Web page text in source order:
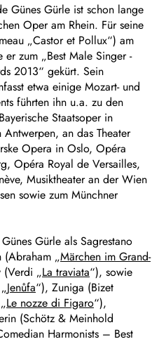
Günes Gürle ist schon lange
Oper am Rhein. Für seine
„Castor et Pollux“) am
zum „Best Male Singer -
2013“ gekürt. Sein
etwa einige Mozart- und
führten ihn u.a. zu den
Staatsoper in
an das Theater
Opera in Oslo, Opéra
Opéra Royal de Versailles,
Musiktheater an der Wien
sowie zum Münchner
Gürle als Sagrestano
(Abraham „Märchen im Grand-
(Verdi „La traviata“), sowie
Jenůfa“), Zuniga (Bizet
Le nozze di Figaro“),
(Schötz & Meinhold
Harmonists – Best